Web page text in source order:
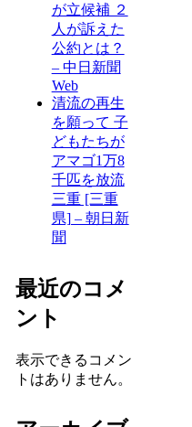
が立候補 ２
人が訴えた
公約とは？
– 中日新聞
Web
清流の再生
を願って 子
どもたちが
アマゴ1万8
千匹を放流
三重 [三重
県] – 朝日新
聞
最近のコメ
ント
表示できるコメン
トはありません。